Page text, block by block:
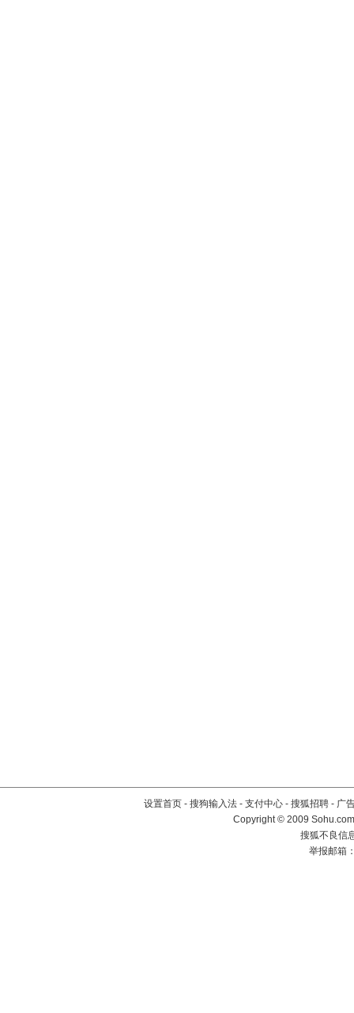
设置首页 - 搜狗输入法 - 支付中心 - 搜狐招聘 - 广
Copyright © 2009
搜狐不良信
举报邮箱